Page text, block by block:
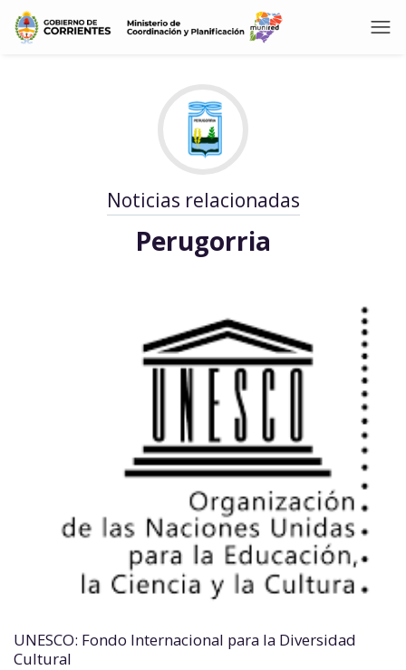
Noticias relacionadas
Perugorria
UNESCO: Fondo Internacional para la Diversidad
Cultural